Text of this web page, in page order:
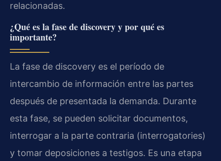
relacionadas.
¿Qué es la fase de discovery y por qué es
importante?
La fase de discovery es el período de
intercambio de información entre las partes
después de presentada la demanda. Durante
esta fase, se pueden solicitar documentos,
interrogar a la parte contraria (interrogatories)
y tomar deposiciones a testigos. Es una etapa